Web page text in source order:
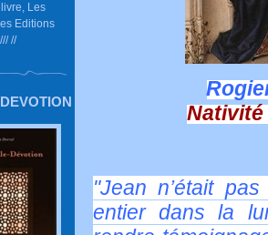
Les
Editions
//
Nativité
"Jean n’était
entier dans la